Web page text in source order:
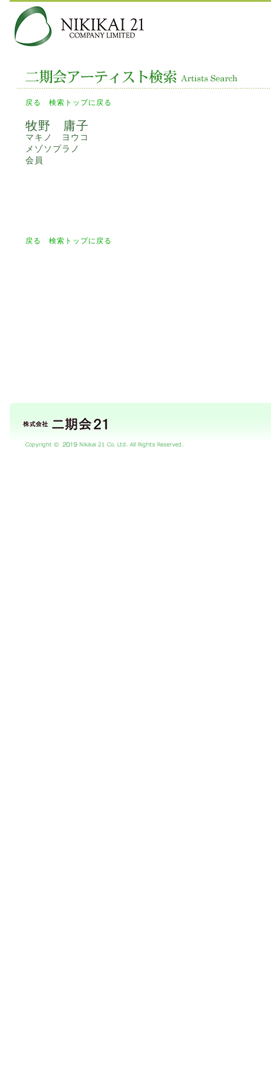
戻る 検索トップに戻る
牧野 庸子
マキノ ヨウコ
メゾソプラノ
会員
戻る 検索トップに戻る